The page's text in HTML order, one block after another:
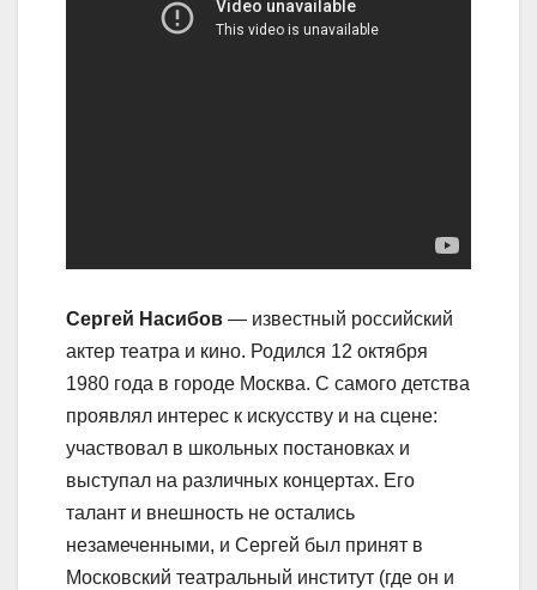
Сергей Насибов — известный российский
актер театра и кино. Родился 12 октября
1980 года в городе Москва. С самого детства
проявлял интерес к искусству и на сцене:
участвовал в школьных постановках и
выступал на различных концертах. Его
талант и внешность не остались
незамеченными, и Сергей был принят в
Московский театральный институт (где он и